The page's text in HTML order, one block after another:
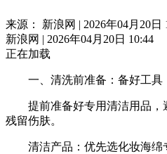
新闻 国内 国际 评论
人民领袖习近平 联播+
视频 小央视频 小央直播
现场 前线 比划 快看
来源： 新浪网 | 2026年04月20日
新浪网 | 2026年04月20日 10:44
正在加载
一、清洗前准备：备好工具
提前准备好专用清洁用品
残留伤肤。
清洁产品：优先选化妆海